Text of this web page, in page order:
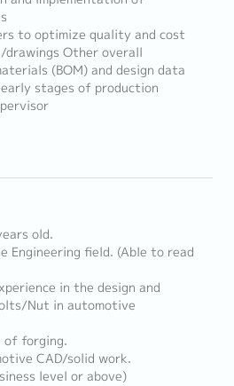
to optimize quality and cost
drawings Other overall
(BOM) and design data
stages of production
old.
Engineering field. (Able to read
in the design and
Nut in automotive
of forging.
CAD/solid work.
level or above)